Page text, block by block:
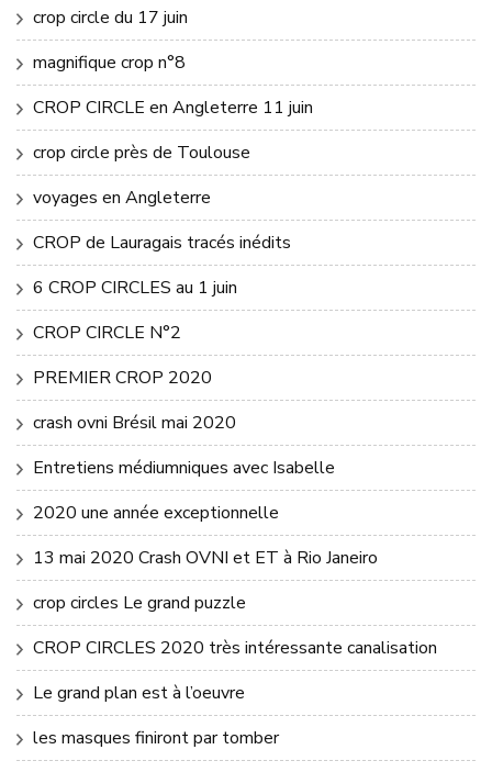
crop circle du 17 juin
magnifique crop n°8
CROP CIRCLE en Angleterre 11 juin
crop circle près de Toulouse
voyages en Angleterre
CROP de Lauragais tracés inédits
6 CROP CIRCLES au 1 juin
CROP CIRCLE N°2
PREMIER CROP 2020
crash ovni Brésil mai 2020
Entretiens médiumniques avec Isabelle
2020 une année exceptionnelle
13 mai 2020 Crash OVNI et ET à Rio Janeiro
crop circles Le grand puzzle
CROP CIRCLES 2020 très intéressante canalisation
Le grand plan est à l’oeuvre
les masques finiront par tomber